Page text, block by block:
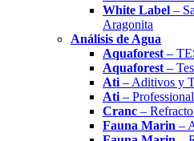
White Label –
Aragonita
Análisis de Agua
Aquaforest –
Aquaforest –
Ati – Aditivos y
Ati –
Cranc –
Fauna Marin –